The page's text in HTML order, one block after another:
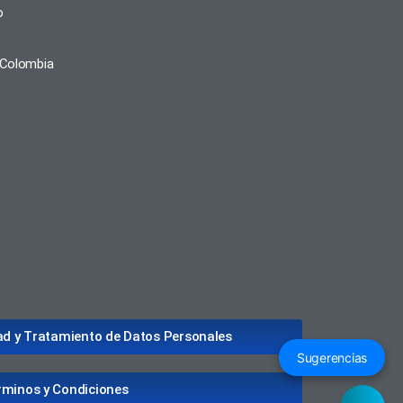
y Tratamiento de Datos Personales
y Condiciones
Sugerencias